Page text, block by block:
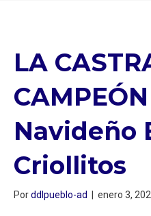
LA
Navideño
Criollitos
Porddlpueblo-ad | enero 3,